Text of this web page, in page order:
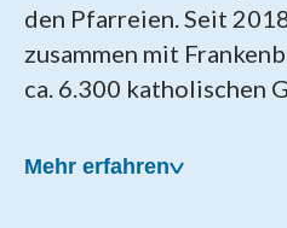
den Pfarreien. Seit
zusammen mit
ca. 6.300 katholischen
Mehr erfahren